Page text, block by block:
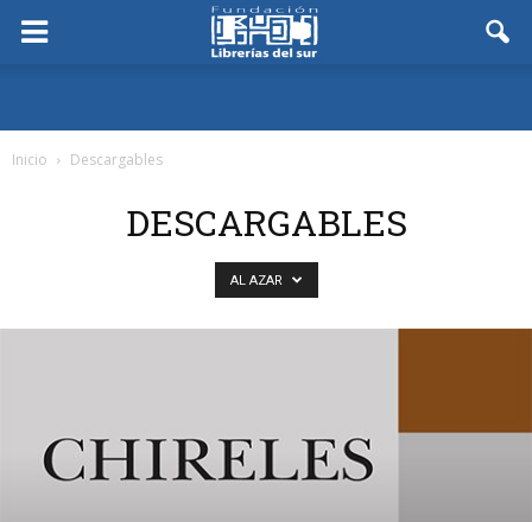
Inicio Descargables
DESCARGABLES
AL AZAR